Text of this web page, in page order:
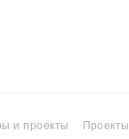
и проекты
Проекты